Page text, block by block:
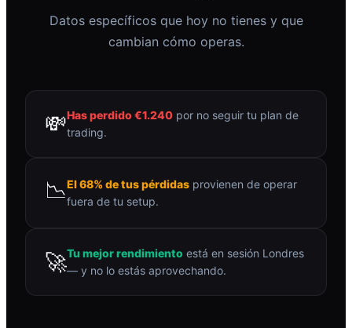
Datos específicos que hoy no tienes y que
cambian cómo operas.
💸Has perdido €1.240 por no seguir tu plan de
trading.
📉El 68% de tus pérdidas provienen de operar
fuera de tu setup.
🚀Tu mejor rendimiento está en sesión Londres
— y no lo estás aprovechando.